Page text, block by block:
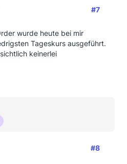
#7
wurde heute bei mir
Tageskurs ausgeführt.
keinerlei
#8